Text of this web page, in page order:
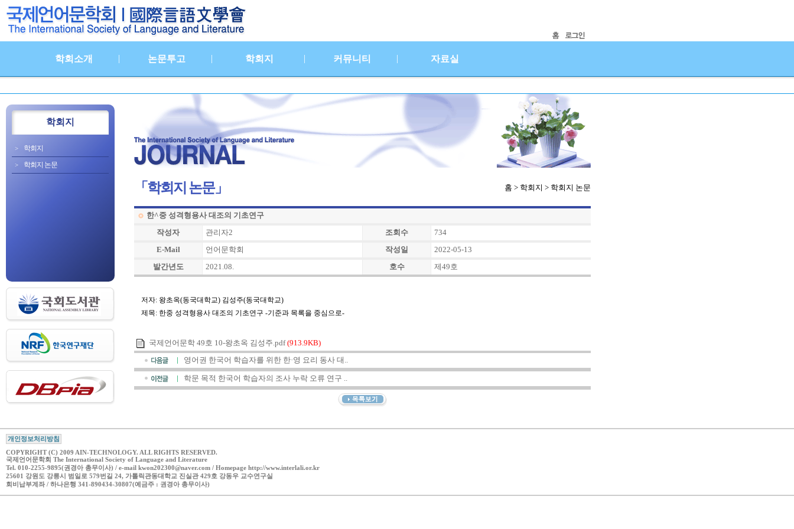
학회소개 | 논문투고 | 학회지 | 커뮤니티 | 자료실
학회지
학회지
학회지 논문
「학회지 논문」 홈 > 학회지 > 학회지 논문
한^중 성격형용사 대조의 기초연구
작성자
관리자2 조회수
734
E-Mail
언어문학회 작성일
2022-05-13
발간년도
2021.08. 호수 제49호
저자: 왕초옥(동국대학교) 김성주(동국대학교)
제목: 한중 성격형용사 대조의 기초연구 -기준과 목록을 중심으로-
국제언어문학 49호 10-왕초옥 김성주.pdf (913.9KB)
영어권 한국어 학습자를 위한 한·영 요리 동사 대..
학문 목적 한국어 학습자의 조사 누락 오류 연구 ..
개인정보처리방침
COPYRIGHT (C) 2009 AIN-TECHNOLOGY. ALL RIGHTS RESERVED.
국제언어문학회 The International Society of Language and Literature
Tel. 010-2255-9895(권경아 총무이사) / e-mail kwon202300@naver.com / Homepage http://www.interlali.or.kr
25601 강원도 강릉시 범일로 579번길 24, 가톨릭관동대학교 진실관 429호 강동우 교수연구실
회비납부계좌 / 하나은행 341-890434-30807(예금주 : 권경아 총무이사)